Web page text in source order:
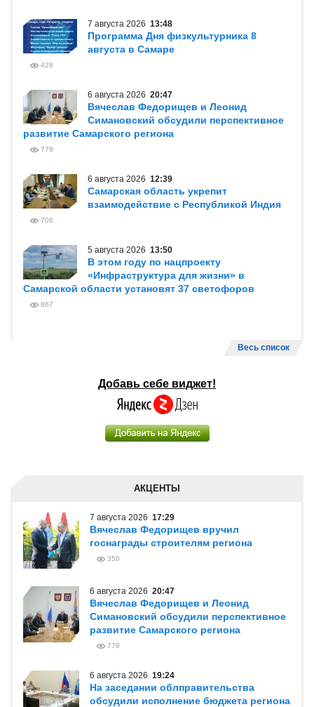
7 августа 2026 13:48
Программа Дня физкультурника 8
августа в Самаре
428
6 августа 2026 20:47
Вячеслав Федорищев и Леонид
Симановский обсудили перспективное
развитие Самарского региона
779
6 августа 2026 12:39
Самарская область укрепит
взаимодействие с Республикой Индия
706
5 августа 2026 13:50
В этом году по нацпроекту
«Инфраструктура для жизни» в
Самарской области установят 37 светофоров
867
Весь список
Добавь себе виджет!
АКЦЕНТЫ
7 августа 2026 17:29
Вячеслав Федорищев вручил
госнаграды строителям региона
350
6 августа 2026 20:47
Вячеслав Федорищев и Леонид
Симановский обсудили перспективное
развитие Самарского региона
778
6 августа 2026 19:24
На заседании облправительства
обсудили исполнение бюджета региона